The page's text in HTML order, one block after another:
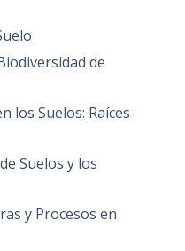
de
los Suelos: Raíces
Suelos y los
y Procesos en